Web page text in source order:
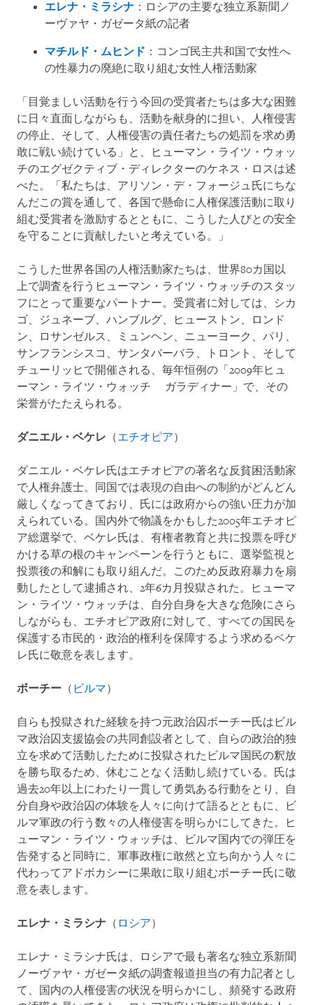
エレナ・ミラシナ ：ロシアの主要な独立系新聞ノ
ーヴァヤ・ガゼータ紙の記者
マチルド・ムヒンド ：コンゴ民主共和国で女性へ
の性暴力の廃絶に取り組む女性人権活動家
「目覚ましい活動を行う今回の受賞者たちは多大な困難
に日々直面しながらも、活動を献身的に担い、人権侵害
の停止、そして、人権侵害の責任者たちの処罰を求め勇
敢に戦い続けている」と、ヒューマン・ライツ・ウォッ
チのエグゼクティブ・ディレクターのケネス・ロスは述
べた。「私たちは、アリソン・デ・フォージュ氏にちな
んだこの賞を通して、各国で懸命に人権保護活動に取り
組む受賞者を激励するとともに、こうした人びとの安全
を守ることに貢献したいと考えている。」
こうした世界各国の人権活動家たちは、世界80カ国以
上で調査を行うヒューマン・ライツ・ウォッチのスタッ
フにとって重要なパートナー。受賞者に対しては、シカ
ゴ、ジュネーブ、ハンブルグ、ヒューストン、ロンド
ン、ロサンゼルス、ミュンヘン、ニューヨーク、パリ、
サンフランシスコ、サンタバーバラ、トロント、そして
チューリッヒで開催される、毎年恒例の「2009年ヒュ
ーマン・ライツ・ウォッチ ガラディナー」で、その
栄誉がたたえられる。
ダニエル・ベケレ （エチオピア）
ダニエル・ベケレ氏はエチオピアの著名な反貧困活動家
で人権弁護士。同国では表現の自由への制約がどんどん
厳しくなってきており、氏には政府からの強い圧力が加
えられている。国内外で物議をかもした2005年エチオピ
ア総選挙で、ベケレ氏は、有権者教育と共に投票を呼び
かける草の根のキャンペーンを行うともに、選挙監視と
投票後の和解にも取り組んだ。このため反政府暴力を扇
動したとして逮捕され、2年6カ月投獄された。ヒューマ
ン・ライツ・ウォッチは、自分自身を大きな危険にさら
しながらも、エチオピア政府に対して、すべての国民を
保護する市民的・政治的権利を保障するよう求めるベケ
レ氏に敬意を表します。
ボーチー （ ビルマ）
自らも投獄された経験を持つ元政治囚ボーチー氏はビル
マ政治囚支援協会の共同創設者として、自らの政治的独
立を求めて活動したために投獄されたビルマ国民の釈放
を勝ち取るため、休むことなく活動し続けている。氏は
過去20年以上にわたり一貫して勇気ある行動をとり、自
分自身や政治囚の体験を人々に向けて語るとともに、ビ
ルマ軍政の行う数々の人権侵害を明らかにしてきた。ヒ
ューマン・ライツ・ウォッチは、ビルマ国内での弾圧を
告発すると同時に、軍事政権に敢然と立ち向かう人々に
代わってアドボカシーに果敢に取り組むボーチー氏に敬
意を表します。
エレナ・ミラシナ （ ロシア）
エレナ・ミラシナ氏は、ロシアで最も著名な独立系新聞
ノーヴァヤ・ガゼータ紙の調査報道担当の有力記者とし
て、国内の人権侵害の状況を明らかにし、頻発する政府